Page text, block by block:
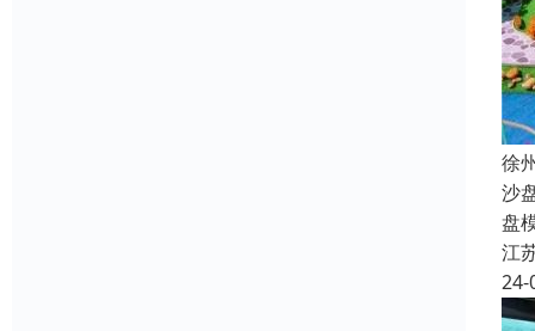
徐
沙
盘
江
24-